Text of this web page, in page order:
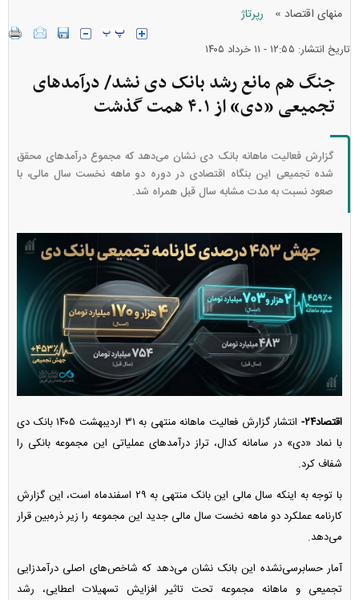
منهای اقتصاد » رپرتاژ
تاریخ انتشار: ۱۲:۵۵ - ۱۱ خرداد ۱۴۰۵
جنگ هم مانع رشد بانک دی نشد/ درآمد‌های
تجمیعی «دی» از ۴.۱ همت گذشت
گزارش فعالیت ماهانه بانک دی نشان می‌دهد که مجموع درآمد‌های محقق
شده تجمیعی این بنگاه اقتصادی در دوره دو ماهه نخست سال مالی، با
صعود نسبت به مدت مشابه سال قبل همراه شد.
اقتصاد۲۴-
انتشار گزارش فعالیت ماهانه منتهی به ۳۱ اردیبهشت ۱۴۰۵ بانک دی
با نماد «دی» در سامانه کدال، تراز درآمد‌های عملیاتی این مجموعه بانکی را
شفاف کرد.
با توجه به اینکه سال مالی این بانک منتهی به ۲۹ اسفندماه است، این گزارش
کارنامه عملکرد دو ماهه نخست سال مالی جدید این مجموعه را زیر ذره‌بین قرار
می‌دهد.
آمار حسابرسی‌نشده این بانک نشان می‌دهد که شاخص‌های اصلی درآمدزایی
تجمیعی و ماهانه مجموعه تحت تاثیر افزایش تسهیلات اعطایی، رشد